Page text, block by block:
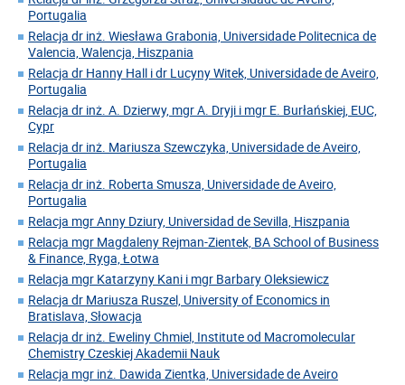
Portugalia
Relacja dr inż. Wiesława Grabonia, Universidade Politecnica de
Valencia, Walencja, Hiszpania
Relacja dr Hanny Hall i dr Lucyny Witek, Universidade de Aveiro,
Portugalia
Relacja dr inż. A. Dzierwy, mgr A. Dryji i mgr E. Burłańskiej, EUC,
Cypr
Relacja dr inż. Mariusza Szewczyka, Universidade de Aveiro,
Portugalia
Relacja dr inż. Roberta Smusza, Universidade de Aveiro,
Portugalia
Relacja mgr Anny Dziury, Universidad de Sevilla, Hiszpania
Relacja mgr Magdaleny Rejman-Zientek, BA School of Business
& Finance, Ryga, Łotwa
Relacja mgr Katarzyny Kani i mgr Barbary Oleksiewicz
Relacja dr Mariusza Ruszel, University of Economics in
Bratislava, Słowacja
Relacja dr inż. Eweliny Chmiel, Institute od Macromolecular
Chemistry Czeskiej Akademii Nauk
Relacja mgr inż. Dawida Zientka, Universidade de Aveiro